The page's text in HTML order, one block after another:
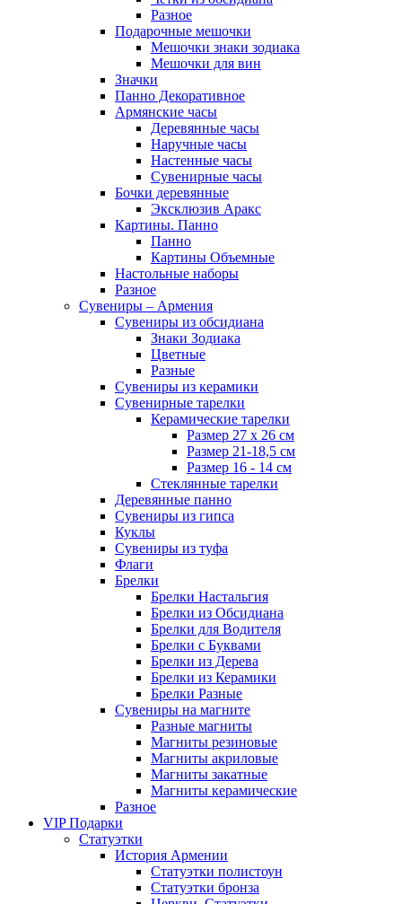
Разное
Подарочные мешочки
Мешочки знаки зодиака
Мешочки для вин
Значки
Панно Декоративное
Армянские часы
Деревянные часы
Наручные часы
Настенные часы
Сувенирные часы
Бочки деревянные
Эксклюзив Аракс
Картины. Панно
Панно
Картины Объемные
Настольные наборы
Разное
Сувениры – Армения
Сувениры из обсидиана
Знаки Зодиака
Цветные
Разные
Сувениры из керамики
Сувенирные тарелки
Керамические тарелки
Размер 27 х 26 см
Размер 21-18,5 см
Размер 16 - 14 см
Стеклянные тарелки
Деревянные панно
Сувениры из гипса
Куклы
Сувениры из туфа
Флаги
Брелки
Брелки Настальгия
Брелки из Обсидиана
Брелки для Водителя
Брелки с Буквами
Брелки из Дерева
Брелки из Керамики
Брелки Разные
Сувениры на магните
Разные магниты
Магниты резиновые
Магниты акриловые
Магниты закатные
Магниты керамические
Разное
VIP Подарки
Статуэтки
История Армении
Статуэтки полистоун
Статуэтки бронза